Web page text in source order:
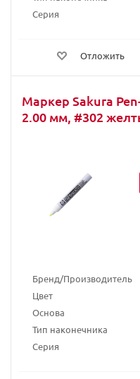
Серия
Отложить
Маркер Sakura
2.00 мм, #302
Бренд/Производитель
Цвет
Основа
Тип наконечника
Серия